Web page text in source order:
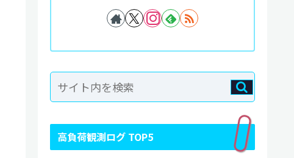
高負荷観測ログ TOP5